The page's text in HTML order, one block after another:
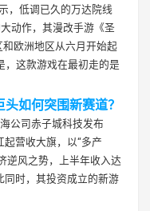
，低调已久的万达院线
动作，其漫改手游《圣
欧洲地区从六月开始起
，这款游戏在最初走的是
如何突围新赛道？
公司赤子城科技发布
营收大旗，以“多产
逆风之势，上半年收入达
同时，其投资成立的新游